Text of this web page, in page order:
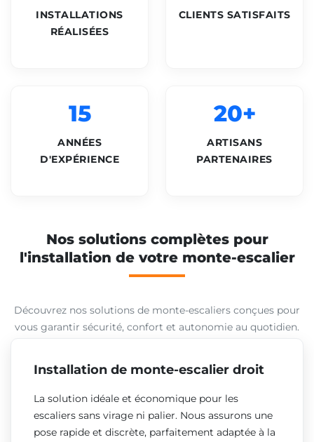
INSTALLATIONS
RÉALISÉES
CLIENTS SATISFAITS
15
ANNÉES
D'EXPÉRIENCE
20+
ARTISANS
PARTENAIRES
Nos solutions complètes pour
l'installation de votre monte-escalier
Découvrez nos solutions de monte-escaliers conçues pour
vous garantir sécurité, confort et autonomie au quotidien.
Installation de monte-escalier droit
La solution idéale et économique pour les
escaliers sans virage ni palier. Nous assurons une
pose rapide et discrète, parfaitement adaptée à la